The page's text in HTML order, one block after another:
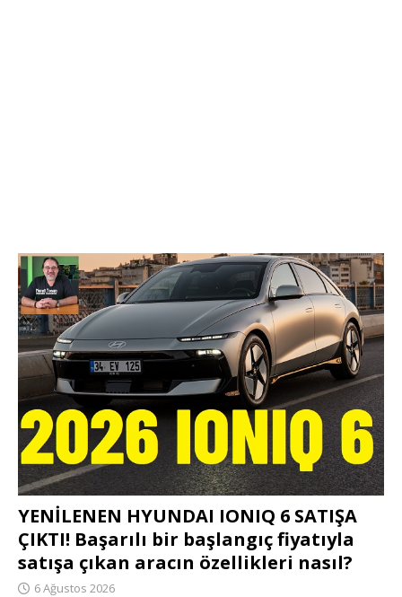
YENİLENEN HYUNDAI IONIQ 6 SATIŞA
ÇIKTI! Başarılı bir başlangıç fiyatıyla
satışa çıkan aracın özellikleri nasıl?
6 Ağustos 2026